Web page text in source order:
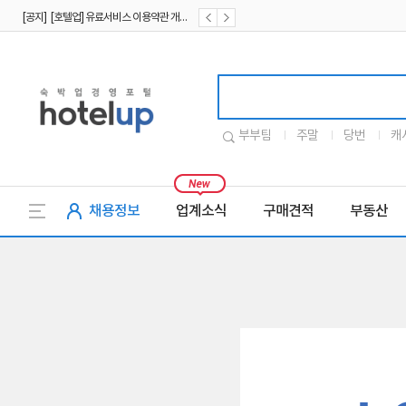
[공지] [호텔업] 유료서비스 이용약관 개정본2 (19.09.02)
부부팀 주말 당번 캐
채용정보 업계소식 구매견적 부동산